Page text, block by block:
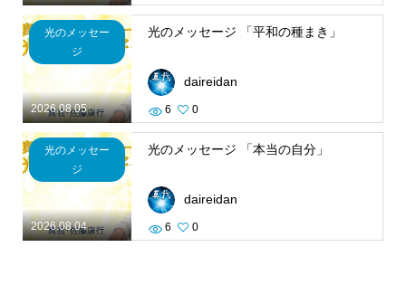
2026.08.05
光のメッセー
ジ
光のメッセージ 「平和の種まき」
daireidan
6 0
2026.08.04
光のメッセー
ジ
光のメッセージ 「本当の自分」
daireidan
6 0